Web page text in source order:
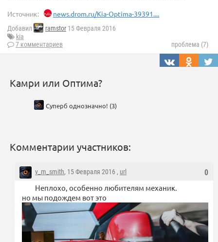
Источник: news.drom.ru/Kia-Optima-39391....
Добавил ramstor 15 Февраля 2016
kia
7 комментариев
проблема (7)
Камри или Оптима?
Суперб однозначно! (3)
Комментарии участников:
0
v_m_smith, 15 Февраля 2016 , url
Неплохо, особенно любителям механик.
но мы подождем вот это